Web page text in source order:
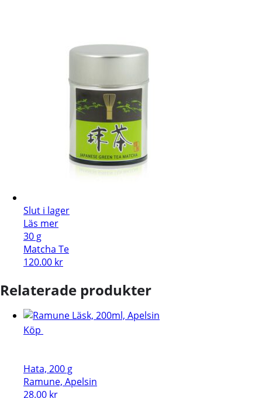
Slut i lager
Läs mer
30 g
Matcha Te
120.00 kr
Relaterade produkter
Köp
Hata, 200 g
Ramune, Apelsin
28.00 kr